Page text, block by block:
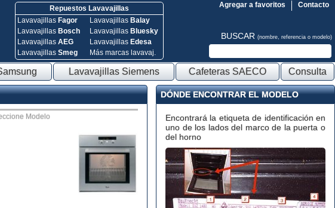
Repuestos Lavavajillas
Lavavajillas Fagor
Lavavajillas Bosch
Lavavajillas AEG
Lavavajillas Smeg
Lavavajillas Balay
Lavavajillas Bluesky
Lavavajillas Edesa
Más marcas lavavaj.
Contacto
Agregar a favoritos
BUSCAR (nombre, referencia o modelo)
Lavavajillas Siemens Cafeteras SAECO Consulta
Modelo
DÓNDE ENCONTRAR EL MODELO
Encontrará la etiqueta de identificación en
uno de los lados del marco de la puerta o
del horno